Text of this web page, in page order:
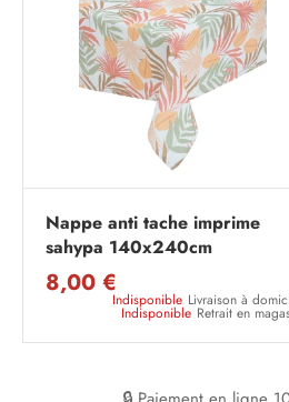
Nappe anti tache imprime
sahypa 140x240cm
8,00 €
Indisponible Livraison à
Indisponible Retrait en